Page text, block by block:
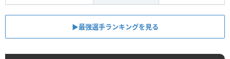
▶︎最強選手ランキングを見る